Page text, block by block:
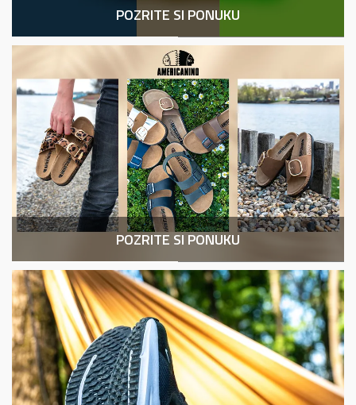
61,99EUR
DRUHÝ KUS -50%
Nike W NSW NK CLSC GX HR TIGHT FTRA
39,99 EUR
DRUHÝ KUS -50%
Nike W NSW TF SYNFL NK CLSC PFR
POZRITE SI PONUKU
POZRITE SI PONUKU